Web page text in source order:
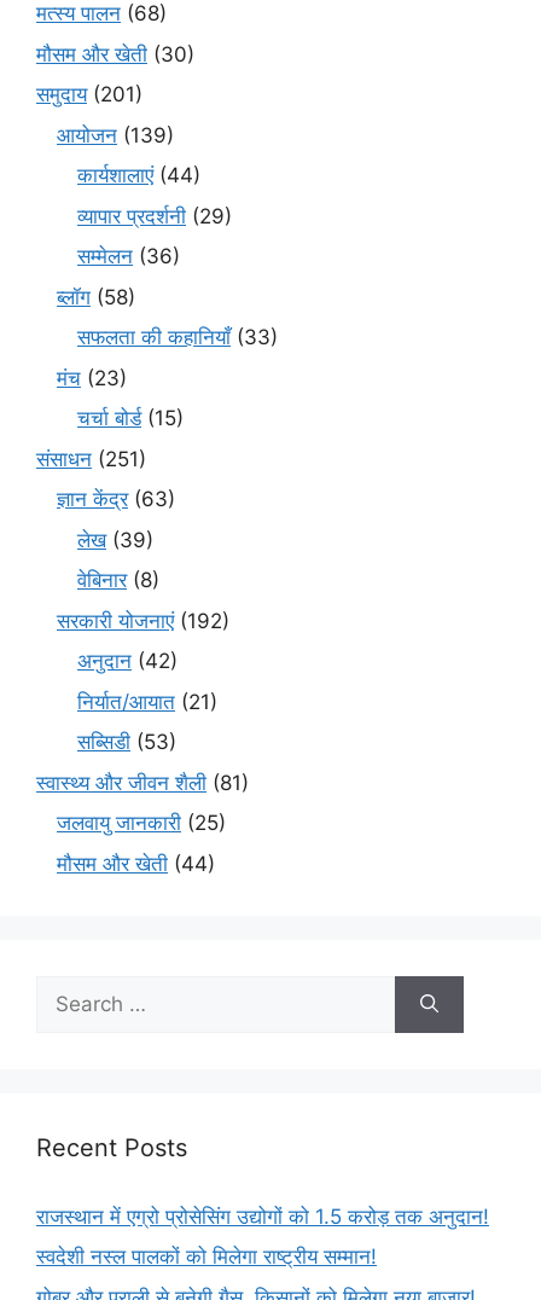
मत्स्य पालन (68)
मौसम और खेती (30)
समुदाय(201)
आयोजन (139)
कार्यशालाएं(44)
व्यापार प्रदर्शनी (29)
सम्मेलन (36)
ब्लॉग (58)
सफलता की कहानियाँ(33)
मंच (23)
चर्चा बोर्ड(15)
संसाधन (251)
ज्ञान केंद्र(63)
लेख(39)
वेबिनार(8)
सरकारी योजनाएं(192)
अनुदान (42)
निर्यात/आयात (21)
सब्सिडी (53)
स्वास्थ्य और जीवन शैली (81)
जलवायु जानकारी (25)
मौसम और खेती (44)
Recent Posts
राजस्थान में एग्रो प्रोसेसिंग उद्योगों को 1.5 करोड़ तक अनुदान!
स्वदेशी नस्ल पालकों को मिलेगा राष्ट्रीय सम्मान!